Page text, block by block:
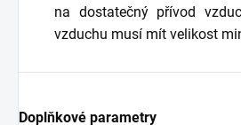
na dostatečný přívod
vzduchu musí mít velikost
Doplňkové parametry